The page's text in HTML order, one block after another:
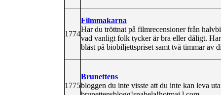
1774
Filmmakarna
Har du tröttnat på filmrecensioner från
vad vanligt folk tycker är bra eller dåligt.
blåst på biobiljettspriset samt två timmar av
1775
Brunettens
bloggen du inte visste att du inte kan leva